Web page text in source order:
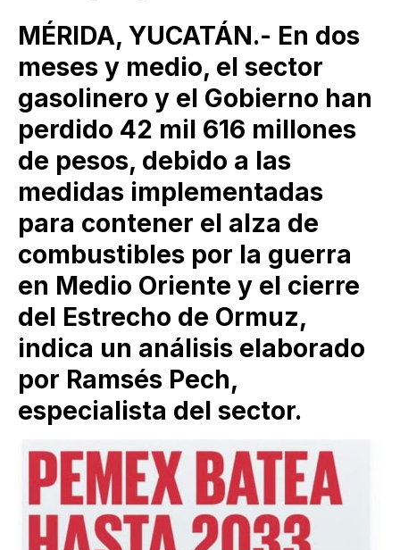
MÉRIDA, YUCATÁN.- En dos
meses y medio, el sector
gasolinero y el Gobierno han
perdido 42 mil 616 millones
de pesos, debido a las
medidas implementadas
para contener el alza de
combustibles por la guerra
en Medio Oriente y el cierre
del Estrecho de Ormuz,
indica un análisis elaborado
por Ramsés Pech,
especialista del sector.